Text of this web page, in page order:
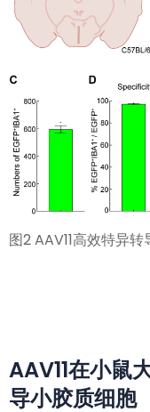
图2 AAV11高效特异
AAV11在小鼠
导小胶质细胞